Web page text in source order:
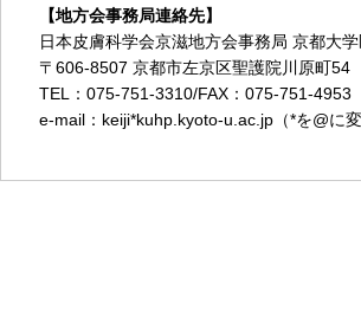
【地方会事務局連絡先】
日本皮膚科学会京滋地方会事務局 京都大
〒606-8507 京都市左京区聖護院川原町54
TEL：075-751-3310/FAX：075-751-4953
e-mail：keiji*kuhp.kyoto-u.ac.jp（*を@に変